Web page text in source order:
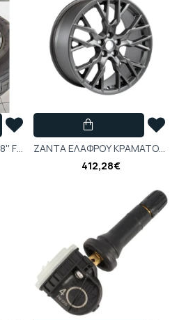
ΣΕΤ 4 ΖΑΝΤΟΛΑΣΤΙΧΑ 18'' FORD RANGER WILDTRACK-2794140
ΖΑΝΤΑ ΕΛΑΦΡΟΥ ΚΡΑΜΑΤΟΣ 19" 5 x 2 ΑΚΤΙΝΩΝ ΣΕ ΣΧΗΜΑ, ΜΕ ΦΙΝΙΡΙΣΜΑ Magnetite - 2527408
412,28€